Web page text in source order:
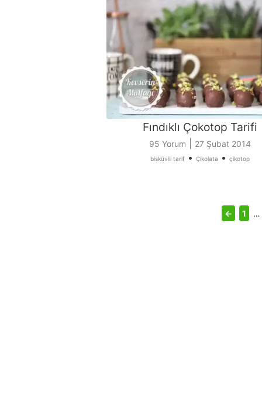
Fındıklı Çokotop Tarifi
95 Yorum 27 Şubat 2014
bisküvili tarif • Çikolata • çikotop
← 1 …